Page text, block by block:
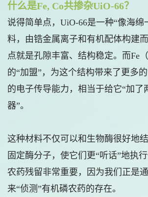
什么是Fe, Co共掺杂UiO-66？
说得简单点，UiO-66是一种“像海绵
料，由锆金属离子和有机配体构建
点就是孔隙丰富、结构稳定。而Fe
的“加盟”，为这个结构带来了更多
的电子传导能力，相当于给它“加了
器”。
这种材料不仅可以和生物酶很好地
固定酶分子，使它们更“听话”地执
农药残留非常重要，因为我们正是
来“侦测”有机磷农药的存在。